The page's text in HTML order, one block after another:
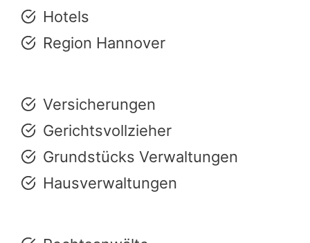
Hotels
Region Hannover
Versicherungen
Gerichtsvollzieher
Grundstücks Verwaltungen
Hausverwaltungen